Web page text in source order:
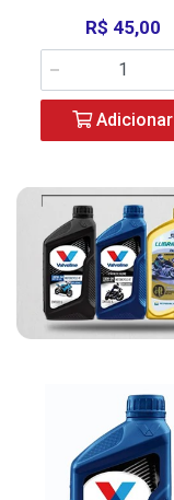
R$ 45,00
Adicionar